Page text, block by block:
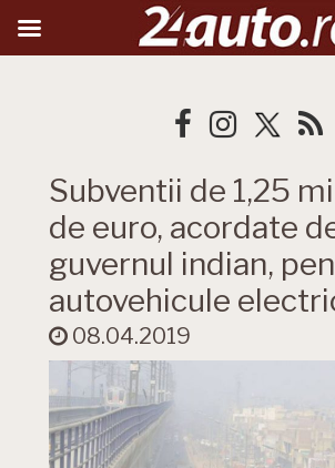
Subventii de 1,25
de euro, acordate
guvernul indian,
autovehicule
08.04.2019